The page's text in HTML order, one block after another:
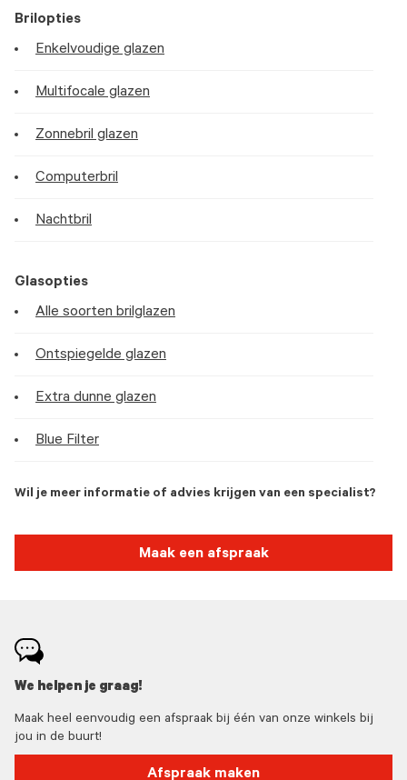
Brilopties
Enkelvoudige glazen
Multifocale glazen
Zonnebril glazen
Computerbril
Nachtbril
Glasopties
Alle soorten brilglazen
Ontspiegelde glazen
Extra dunne glazen
Blue Filter
Wil je meer informatie of advies krijgen van een specialist?
Maak een afspraak
We helpen je graag!
Maak heel eenvoudig een afspraak bij één van onze winkels bij
jou in de buurt!
Afspraak maken